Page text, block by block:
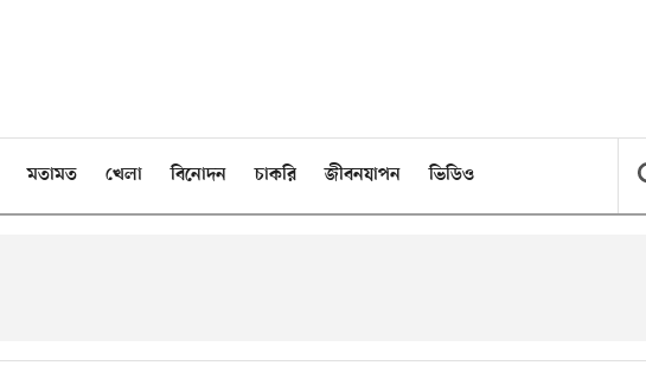
মতামত খেলা বিনোদন চাকরি জীবনযাপন ভিডিও